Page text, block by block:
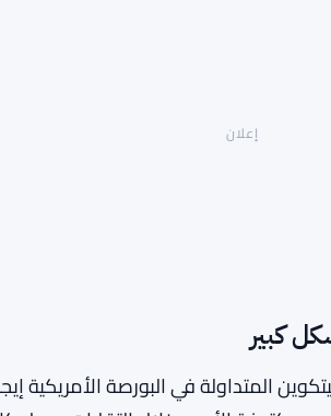
إعلان